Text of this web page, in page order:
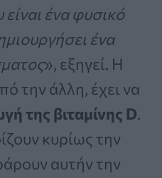
ένα φυσικό
ένα
», εξηγεί. Η
την άλλη, έχει να
της βιταμίνης D.
κυρίως την
αυτήν την